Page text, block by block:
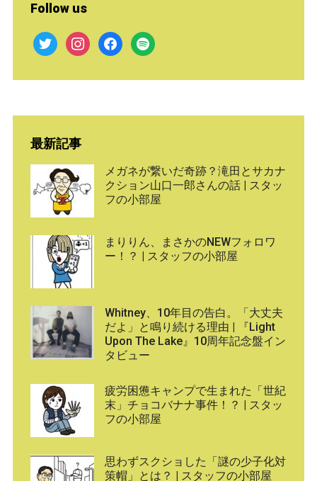
Follow us
twitter instagramfacebook
spotify
最新記事
メガネが繋いだ奇跡？滝田とサカナ
クション山口一郎さんの話 | スタッ
フの小部屋
まりりん、まさかのNEWフォロワ
ー！？ | スタッフの小部屋
Whitney、10年目の告白。「大丈夫
だよ」と鳴り続ける理由 | 『Light
Upon The Lake』10周年記念盤イン
タビュー
疲労困憊キャンプで生まれた「世紀
末」チョコバナナ事件！？ | スタッ
フの小部屋
思わずスクショした「謎の少子化対
策帽」とは？ | スタッフの小部屋